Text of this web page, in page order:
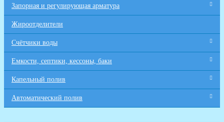
Запорная и регулирующая арматура
Жироотделители
Счётчики воды
Емкости, септики, кессоны, баки
Капельный полив
Автоматический полив